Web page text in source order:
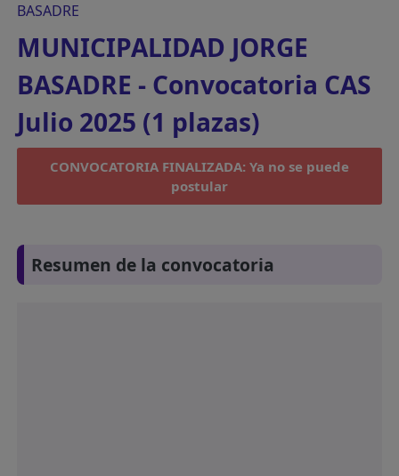
BASADRE
MUNICIPALIDAD JORGE
BASADRE - Convocatoria CAS
Julio 2025 (1 plazas)
CONVOCATORIA FINALIZADA: Ya no se puede
postular
Resumen de la convocatoria